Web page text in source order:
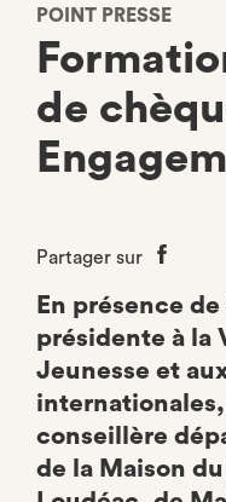
POINT PRESSE
de
Partager sur
Partager
En présence
présidente à la
Jeunesse et
conseillère
de la Maison